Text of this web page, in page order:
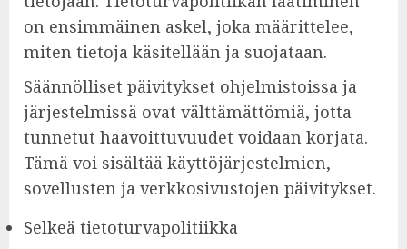
on ensimmäinen askel, joka määrittelee,
miten tietoja käsitellään ja suojataan.
Säännölliset päivitykset ohjelmistoissa ja
järjestelmissä ovat välttämättömiä, jotta
tunnetut haavoittuvuudet voidaan korjata.
Tämä voi sisältää käyttöjärjestelmien,
sovellusten ja verkkosivustojen päivitykset.
Selkeä tietoturvapolitiikka